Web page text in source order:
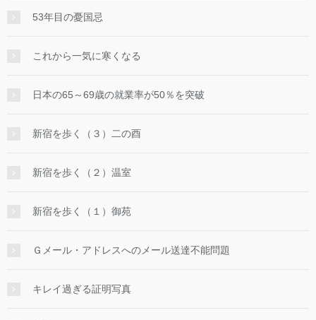
53年目の憂国忌
これから一気に寒くなる
日本の65～69歳の就業率が50％を突破
新宿を歩く（３）二の酉
新宿を歩く（２）温室
新宿を歩く（１）御苑
Ｇメール・アドレスへのメール送達不能問題
キレイ過ぎる証明写真